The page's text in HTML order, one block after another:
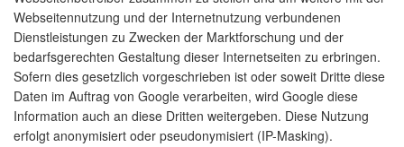
Webseitennutzung und der Internetnutzung verbundenen
Dienstleistungen zu Zwecken der Marktforschung und der
bedarfsgerechten Gestaltung dieser Internetseiten zu erbringen.
Sofern dies gesetzlich vorgeschrieben ist oder soweit Dritte diese
Daten im Auftrag von Google verarbeiten, wird Google diese
Information auch an diese Dritten weitergeben. Diese Nutzung
erfolgt anonymisiert oder pseudonymisiert (IP-Masking).